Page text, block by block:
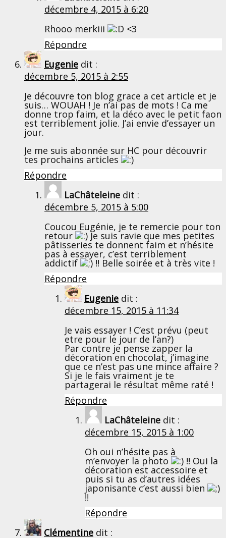
décembre 4, 2015 à 6:20
Rhooo merkiii
<3
Répondre
Eugenie dit :
décembre 5, 2015 à 2:55
Je découvre ton blog grace a cet article et je
suis… WOUAH ! Je n’ai pas de mots ! Ca me
donne trop faim, et la déco avec le petit faon
est terriblement jolie. J’ai envie d’essayer un
jour.
Je me suis abonnée sur HC pour découvrir
tes prochains articles
Répondre
LaChâteleine dit :
décembre 5, 2015 à 5:00
Coucou Eugénie, je te remercie pour ton
retour Je suis ravie que mes petites
pâtisseries te donnent faim et n’hésite
pas à essayer, c’est terriblement
addictif
!! Belle soirée et à très vite !
Répondre
Eugenie dit :
décembre 15, 2015 à 11:34
Je vais essayer ! C’est prévu (peut
etre pour le jour de l’an?)
Par contre je pense zapper la
décoration en chocolat, j’imagine
que ce n’est pas une mince affaire ?
Si je le fais vraiment je te
partagerai le résultat même raté !
Répondre
LaChâteleine dit :
décembre 15, 2015 à 1:00
Oh oui n’hésite pas à
m’envoyer la photo !! Oui la
décoration est accessoire et
puis si tu as d’autres idées
japonisante c’est aussi bien
!!
Répondre
Clémentine dit :